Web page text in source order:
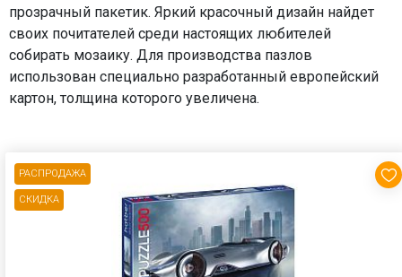
прозрачный пакетик. Яркий красочный дизайн найдет
своих почитателей среди настоящих любителей
собирать мозаику. Для производства пазлов
использован специально разработанный европейский
картон, толщина которого увеличена.
РАСПРОДАЖА
СКИДКА